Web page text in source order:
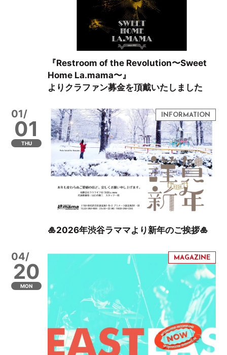
『Restroom of the Revolution〜Sweet
Home La.mama〜』
よりクラファン募金を頂戴いたしました
01/
01
THU
🎍2026年渋谷ラママより新年のご挨拶🎍
04/
20
MON